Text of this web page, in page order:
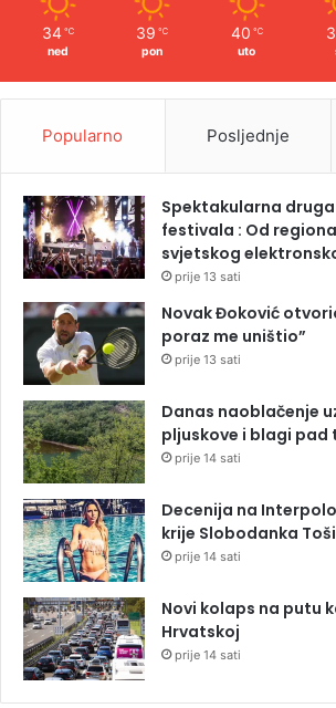
34 ℃
ned
39 ℃
pon
40 ℃
uto
Popularno Posljednje
Spektakularna
festivala : Od
svjetskog
prije 13 sati
Novak Đoković
poraz me uništio”
prije 13 sati
Danas naoblačenje
pljuskove i blagi
prije 14 sati
Decenija na
krije Slobodanka
prije 14 sati
Novi kolaps na putu
Hrvatskoj
prije 14 sati